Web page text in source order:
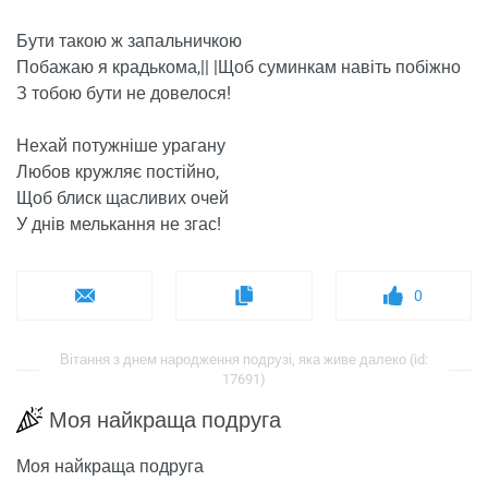
Бути такою ж запальничкою
Побажаю я крадькома,|| |Щоб суминкам навіть побіжно
З ​​тобою бути не довелося!
Нехай потужніше урагану
Любов кружляє постійно,
Щоб блиск щасливих очей
У днів мелькання не згас!
0
Вітання з днем ​​народження подрузі, яка живе далеко (id:
17691)
Моя найкраща подруга
Моя найкраща подруга